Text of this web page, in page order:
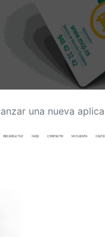
para recargar tu tarjeta de transporte